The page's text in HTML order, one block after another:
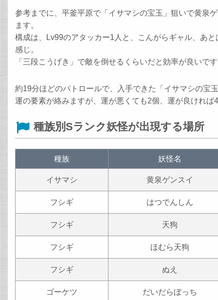
参考までに、平釜平原で「イサマシの宝玉」狙いで黄泉
ます。
構成は、Lv99のアタッカー1人と、こんがらギャル、あ
感じ。
「三段こうげき」で敵を倒せるくらいだと効率が良いで
約19分ほどのパトロールで、入手できた「イサマシの宝
運の要素が絡みますが、運が悪くても2個、運が良けれ
種族別Sランク妖怪が出現する場所
種族 妖怪名
イサマシ 黄泉ゲンスイ
フシギ はつでんしん
フシギ 天狗
フシギ ほむら天狗
フシギ ぬえ
ゴーケツ だいだらぼっち